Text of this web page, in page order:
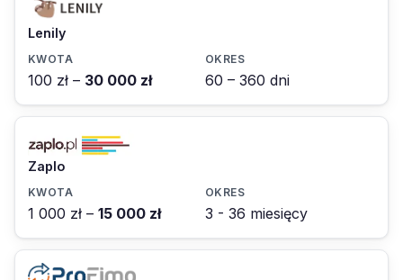
Lenily
100 zł – 30 000 zł 60 – 360 dni
Zaplo
1 000 zł – 15 000 zł 3 - 36 miesięcy